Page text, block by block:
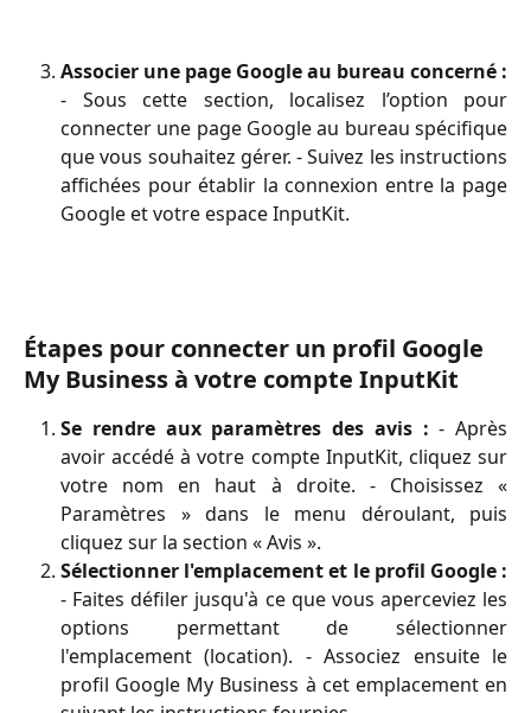
Associer une page Google au bureau concerné :
- Sous cette section, localisez l’option pour
connecter une page Google au bureau spécifique
que vous souhaitez gérer. - Suivez les instructions
affichées pour établir la connexion entre la page
Google et votre espace InputKit.
Étapes pour connecter un profil Google
My Business à votre compte InputKit
Se rendre aux paramètres des avis : - Après
avoir accédé à votre compte InputKit, cliquez sur
votre nom en haut à droite. - Choisissez «
Paramètres » dans le menu déroulant, puis
cliquez sur la section « Avis ».
Sélectionner l'emplacement et le profil Google :
- Faites défiler jusqu'à ce que vous aperceviez les
options permettant de sélectionner
l'emplacement (location). - Associez ensuite le
profil Google My Business à cet emplacement en